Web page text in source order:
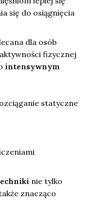
się do osiągnięcia
dla osób
fizycznej
intensywnym
statyczne
nie tylko
znacząco